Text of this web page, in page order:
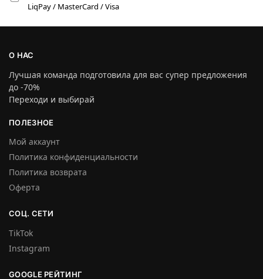
LiqPay / MasterCard / Visa
О НАС
Лучшая команда подготовила для вас супер предложения
до -70%
Переходи и выбирай
ПОЛЕЗНОЕ
Мой аккаунт
Политика конфиденциальности
Политика возврата
Оферта
СОЦ. СЕТИ
TikTok
Instagram
GOOGLE РЕЙТИНГ